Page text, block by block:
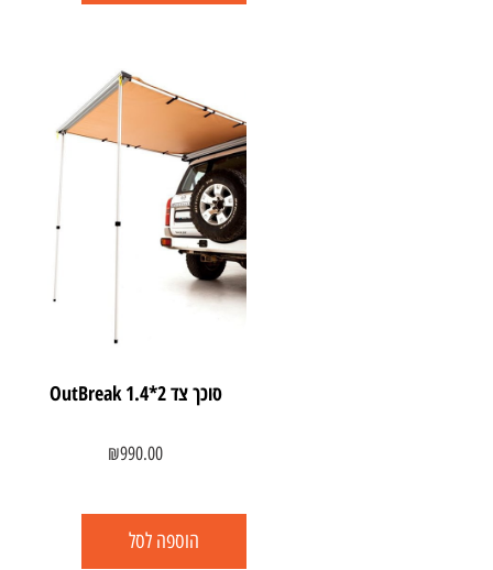
סוכך צד 2*OutBreak 1.4
₪990.00
הוספה לסל